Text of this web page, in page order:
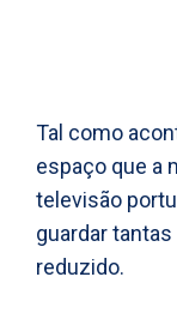
Tal como
espaço que a
televisão
guardar
reduzido.